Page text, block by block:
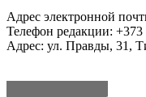
Адрес электронной
Телефон редакции:
Адрес: ул. Правды, 31,